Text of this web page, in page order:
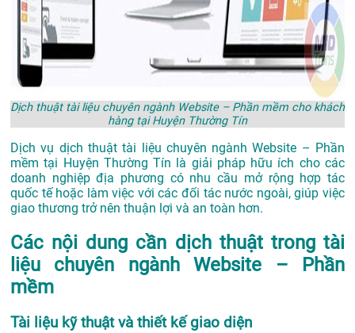
Dịch thuật tài liệu chuyên ngành Website – Phần mềm cho khách
hàng tại Huyện Thường Tín
Dịch vụ dịch thuật tài liệu chuyên ngành Website – Phần
mềm tại Huyện Thường Tín là giải pháp hữu ích cho các
doanh nghiệp địa phương có nhu cầu mở rộng hợp tác
quốc tế hoặc làm việc với các đối tác nước ngoài, giúp việc
giao thương trở nên thuận lợi và an toàn hơn.
Các nội dung cần dịch thuật trong tài
liệu chuyên ngành Website – Phần
mềm
Tài liệu kỹ thuật và thiết kế giao diện